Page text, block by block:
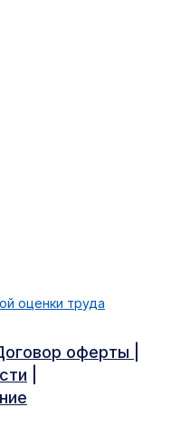
оценки труда
оферты